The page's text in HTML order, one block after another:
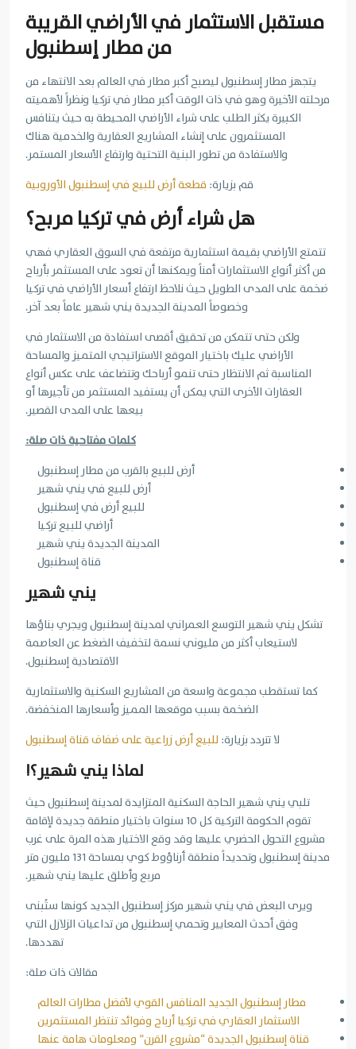
مستقبل الاستثمار في الأراضي القريبة
من مطار إسطنبول
يتجهز مطار إسطنبول ليصبح أكبر مطار في العالم بعد الانتهاء من
مرحلته الأخيرة وهو في ذات الوقت أكبر مطار في تركيا ونظراً لأهميته
الكبيرة يكثر الطلب على شراء الأراضي المحيطة به حيث يتنافس
المستثمرون على إنشاء المشاريع العقارية والخدمية هناك
والاستفادة من تطور البنية التحتية وارتفاع الأسعار المستمر.
قم بزيارة: قطعة أرض للبيع في إسطنبول الأوروبية
هل شراء أرض في تركيا مربح؟
تتمتع الأراضي بقيمة استثمارية مرتفعة في السوق العقاري فهي
من أكثر أنواع الاستثمارات أمناً ويمكنها أن تعود على المستثمر بأرباح
ضخمة على المدى الطويل حيث نلاحظ ارتفاع أسعار الأراضي في تركيا
وخصوصاً المدينة الجديدة يني شهير عاماً بعد آخر.
ولكن حتى تتمكن من تحقيق أقصى استفادة من الاستثمار في
الأراضي عليك باختيار الموقع الاستراتيجي المتميز والمساحة
المناسبة ثم الانتظار حتى تنمو أرباحك وتتضاعف على عكس أنواع
العقارات الأخرى التي يمكن أن يستفيد المستثمر من تأجيرها أو
بيعها على المدى القصير.
كلمات مفتاحية ذات صلة:
أرض للبيع بالقرب من مطار إسطنبول
أرض للبيع في يني شهير
للبيع أرض في إسطنبول
أراضي للبيع تركيا
المدينة الجديدة يني شهير
قناة إسطنبول
يني شهير
تشكل يني شهير التوسع العمراني لمدينة إسطنبول ويجري بناؤها
لاستيعاب أكثر من مليوني نسمة لتخفيف الضغط عن العاصمة
الاقتصادية إسطنبول.
كما تستقطب مجموعة واسعة من المشاريع السكنية والاستثمارية
الضخمة بسبب موقعها المميز وأسعارها المنخفضة.
لا تتردد بزيارة: للبيع أرض زراعية على ضفاف قناة إسطنبول
لماذا يني شهير؟!
تلبي يني شهير الحاجة السكنية المتزايدة لمدينة إسطنبول حيث
تقوم الحكومة التركية كل 10 سنوات باختيار منطقة جديدة لإقامة
مشروع التحول الحضري عليها وقد وقع الاختيار هذه المرة على غرب
مدينة إسطنبول وتحديداً منطقة أرناؤوط كوي بمساحة 131 مليون متر
مربع وأطلق عليها يني شهير.
ويرى البعض في يني شهير مركز إسطنبول الجديد كونها ستُبنى
وفق أحدث المعايير وتحمي إسطنبول من تداعيات الزلازل التي
تهددها.
مقالات ذات صلة:
مطار إسطنبول الجديد المنافس القوي لأفضل مطارات العالم
الاستثمار العقاري في تركيا أرباح وفوائد تنتظر المستثمرين
قناة إسطنبول الجديدة “مشروع القرن” ومعلومات هامة عنها